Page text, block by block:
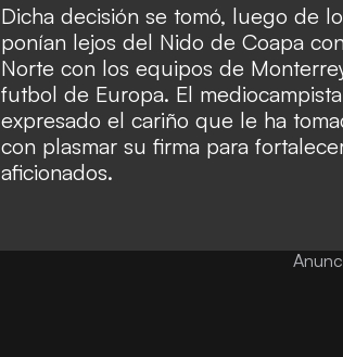
Dicha decisión se tomó, luego de
ponían lejos del Nido de Coapa
Norte con los equipos de
futbol de Europa. El
expresado el cariño que le ha
con plasmar su firma para
aficionados.